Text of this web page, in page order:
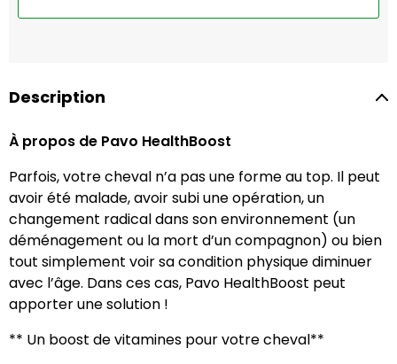
Description
À propos de Pavo HealthBoost
Parfois, votre cheval n’a pas une forme au top. Il peut
avoir été malade, avoir subi une opération, un
changement radical dans son environnement (un
déménagement ou la mort d’un compagnon) ou bien
tout simplement voir sa condition physique diminuer
avec l’âge. Dans ces cas, Pavo HealthBoost peut
apporter une solution !
** Un boost de vitamines pour votre cheval**